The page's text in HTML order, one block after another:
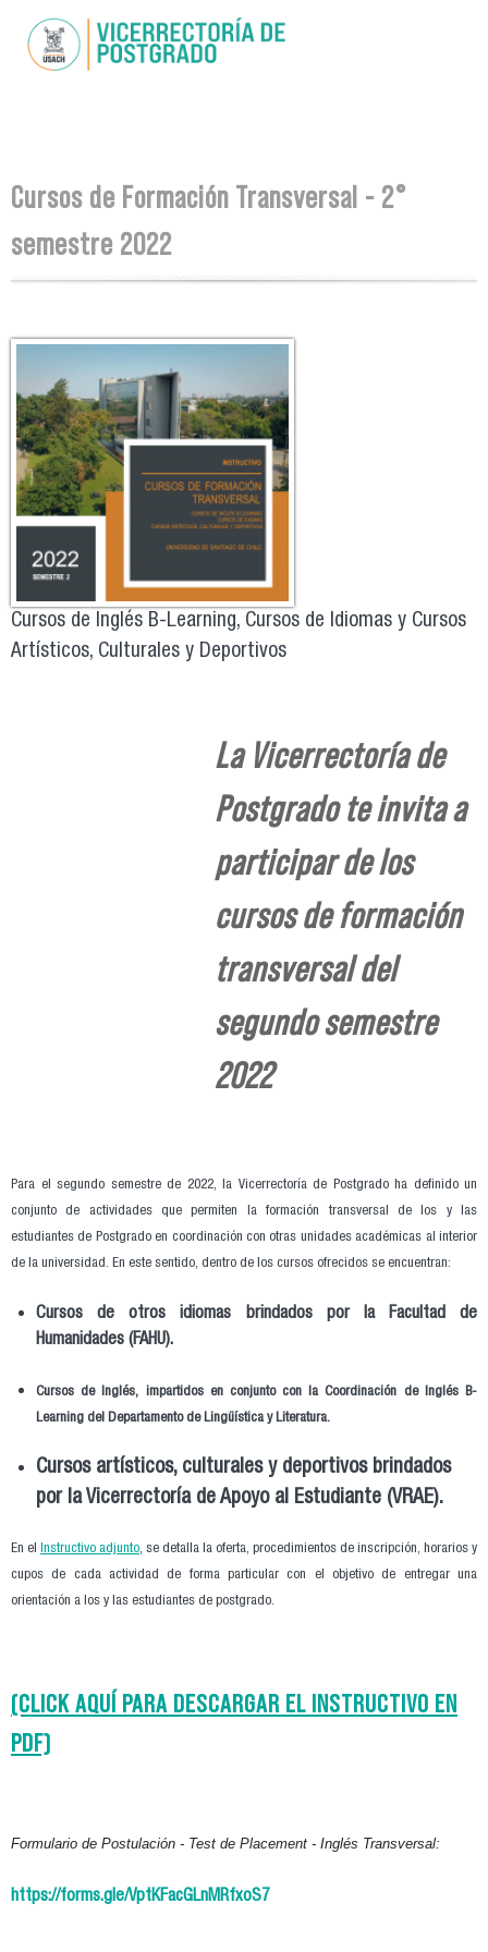
main
You are here
Cursos de Formación Transversal - 2°
semestre 2022
Cursos de Inglés B-Learning, Cursos de Idiomas y Cursos
Artísticos, Culturales y Deportivos
La Vicerrectoría de
Postgrado te invita a
participar de los
cursos de formación
transversal del
segundo semestre
2022
Para el segundo semestre de 2022, la Vicerrectoría de Postgrado ha definido un
conjunto de actividades que permiten la formación transversal de los y las
estudiantes de Postgrado en coordinación con otras unidades académicas al interior
de la universidad. En este sentido, dentro de los cursos ofrecidos se encuentran:
Cursos de otros idiomas brindados por la Facultad de
Humanidades (FAHU).
Cursos de Inglés, impartidos en conjunto con la Coordinación de Inglés B-
Learning del Departamento de Lingüística y Literatura.
Cursos artísticos, culturales y deportivos brindados
por la Vicerrectoría de Apoyo al Estudiante (VRAE).
En el Instructivo adjunto, se detalla la oferta, procedimientos de inscripción, horarios y
cupos de cada actividad de forma particular con el objetivo de entregar una
orientación a los y las estudiantes de postgrado.
(CLICK AQUÍ PARA DESCARGAR EL INSTRUCTIVO EN
PDF)
Formulario de Postulación - Test de Placement - Inglés Transversal:
https://forms.gle/VptKFacGLnMRfxoS7